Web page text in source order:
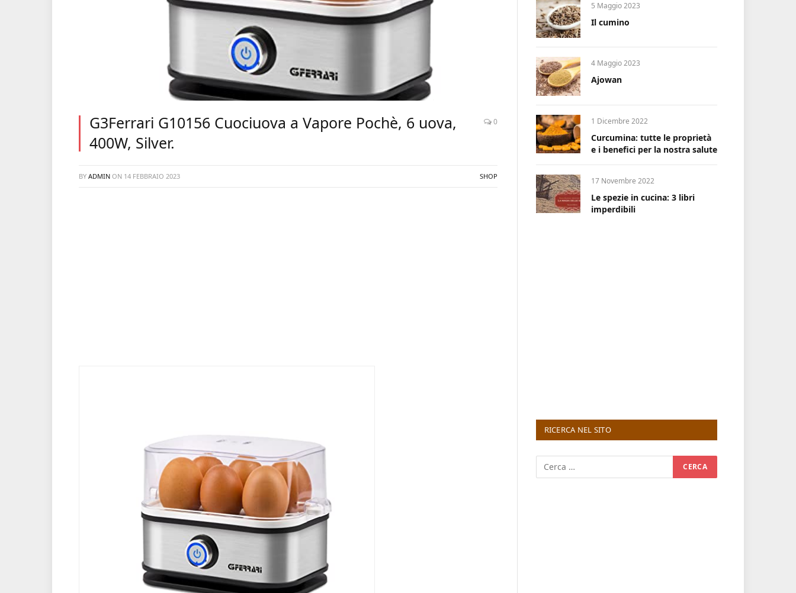
G3Ferrari G10156 Cuociuova a Vapore Pochè, 6 uova,
400W, Silver.
0
BY ADMIN ON 14 FEBBRAIO 2023 SHOP
5 Maggio 2023
Il cumino
4 Maggio 2023
Ajowan
1 Dicembre 2022
Curcumina: tutte le proprietà
e i benefici per la nostra salute
17 Novembre 2022
Le spezie in cucina: 3 libri
imperdibili
RICERCA NEL SITO